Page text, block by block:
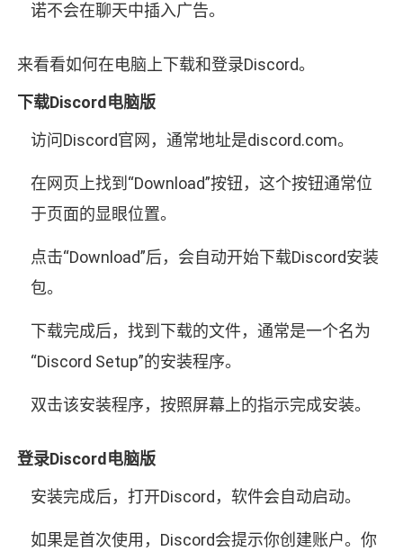
诺不会在聊天中插入广告。
来看看如何在电脑上下载和登录Discord。
下载Discord电脑版
访问Discord官网，通常地址是discord.com。
在网页上找到“Download”按钮，这个按钮通常位
于页面的显眼位置。
点击“Download”后，会自动开始下载Discord安装
包。
下载完成后，找到下载的文件，通常是一个名为
“Discord Setup”的安装程序。
双击该安装程序，按照屏幕上的指示完成安装。
登录Discord电脑版
安装完成后，打开Discord，软件会自动启动。
如果是首次使用，Discord会提示你创建账户。你